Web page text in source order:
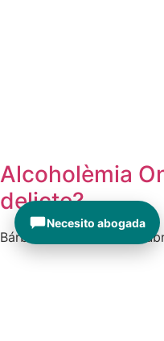
Alcoholèmia
delicte?
Bárbara Antich 30
Necesito abogada